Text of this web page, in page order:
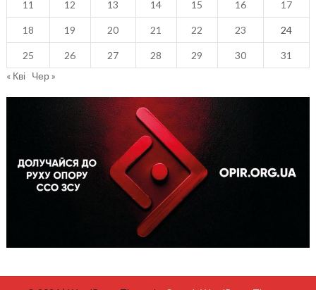
11 12 13 14 15 16 17
18 19 20 21 22 23 24
25 26 27 28 29 30
31
« Кві Чер »